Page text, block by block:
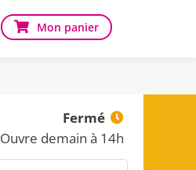
Mon panier
Fermé
Ouvre demain à 14h